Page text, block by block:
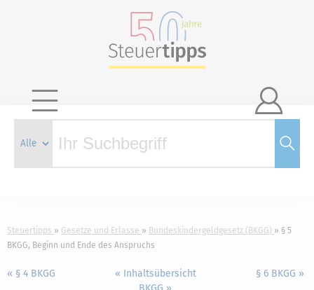

Steuertipps Gesetze und Erlasse Bundeskindergeldgesetz (BKGG)
§ 5
BKGG, Beginn und Ende des Anspruchs
« § 4 BKGG
« Inhaltsübersicht
§ 6 BKGG »